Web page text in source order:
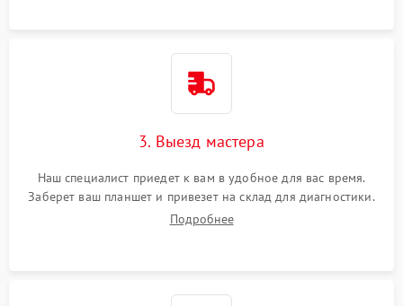
3. Выезд мастера
Наш специалист приедет к вам в удобное для вас время.
Заберет ваш планшет и привезет на склад для диагностики.
Подробнее